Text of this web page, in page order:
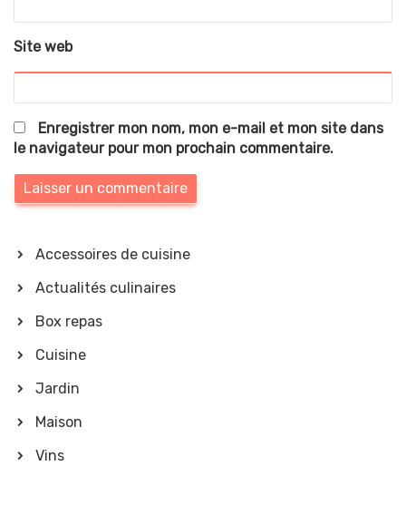
Site web
Enregistrer mon nom, mon e-mail et mon site dans
le navigateur pour mon prochain commentaire.
Accessoires de cuisine
Actualités culinaires
Box repas
Cuisine
Jardin
Maison
Vins